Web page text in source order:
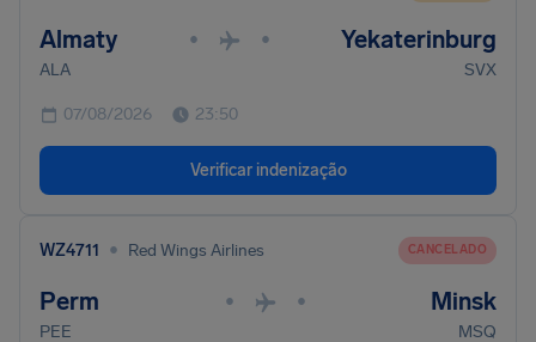
Almaty • • Yekaterinburg
ALA SVX
07/08/2026 23:50
Verificar indenização
WZ4711 • Red Wings Airlines CANCELADO
Perm • • Minsk
PEE MSQ